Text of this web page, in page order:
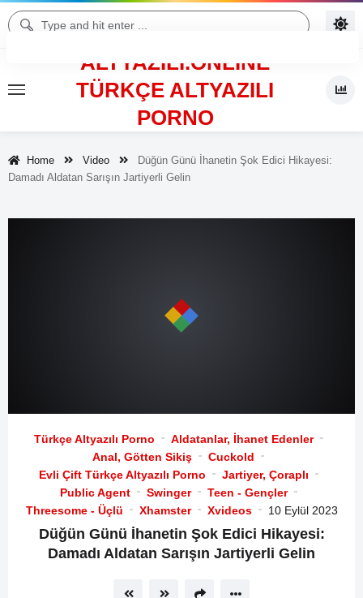
ALTYAZILI.ONLINE
TÜRKÇE ALTYAZILI
PORNO
Home Video
Düğün Günü İhanetin Şok Edici Hikayesi:
Damadı Aldatan Sarışın Jartiyerli Gelin
Türkçe Altyazılı Porno
Aldatanlar, İhanet Edenler
Anal, Götten Sikiş
Cuckold
Evli Çift Türkçe Altyazılı Porno
Jartiyer, Çoraplı
Public Agent
Swinger
Teen - Gençler
Threesome - Üçlü
Xhamster Xvideos 10 Eylül 2023
Düğün Günü İhanetin Şok Edici Hikayesi:
Damadı Aldatan Sarışın Jartiyerli Gelin